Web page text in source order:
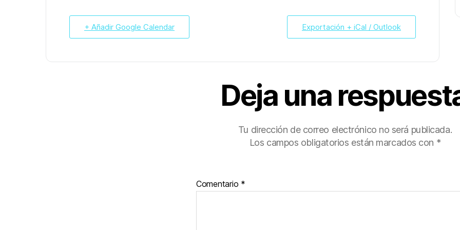
+ Añadir Google Calendar Exportación + iCal / Outlook
Deja una
Tu dirección de correo electrónico no será publicada.
Los campos obligatorios están marcados con *
Comentario *